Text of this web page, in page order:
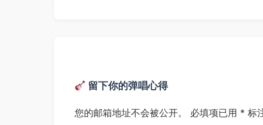
留下你的弹唱心得
您的邮箱地址不会被公开。 必填项已用 * 标